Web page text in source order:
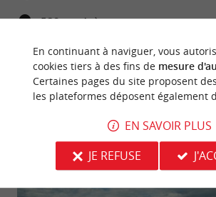
589 m - Arès
NOUS AVONS TESTÉ
En continuant à naviguer, vous
cookies tiers à des fins de mesure
Certaines pages du site proposent des
les plateformes déposent également
EN SAVOIR PLUS
JE REFUSE